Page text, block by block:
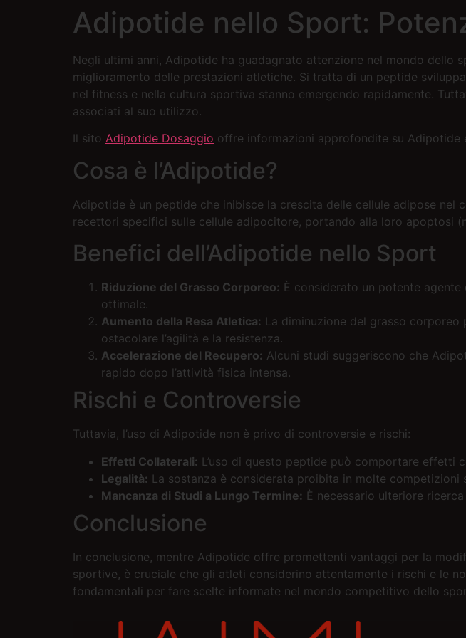
Adipotide nello Sport:
Negli ultimi anni, Adipotide ha guadagnato attenzione nel mondo dello
miglioramento delle prestazioni atletiche. Si tratta di un peptide
nel fitness e nella cultura sportiva stanno emergendo rapidamente.
associati al suo utilizzo.
Il sito Adipotide Dosaggio offre informazioni approfondite su Adipotide
Cosa è l’Adipotide?
Adipotide è un peptide che inibisce la crescita delle cellule adipose nel
recettori specifici sulle cellule adipocitore, portando alla loro apoptosi
Benefici dell’Adipotide nello Sport
Riduzione del Grasso Corporeo: È considerato un potente
ottimale.
Aumento della Resa Atletica: La diminuzione del grasso
ostacolare l’agilità e la resistenza.
Accelerazione del Recupero: Alcuni studi suggeriscono che
rapido dopo l’attività fisica intensa.
Rischi e Controversie
Tuttavia, l’uso di Adipotide non è privo di controversie e rischi:
Effetti Collaterali: L’uso di questo peptide può comportare effetti
Legalità: La sostanza è considerata proibita in molte
Mancanza di Studi a Lungo Termine: È necessario ulteriore
Conclusione
In conclusione, mentre Adipotide offre promettenti vantaggi per la
sportive, è cruciale che gli atleti considerino attentamente i rischi e le
fondamentali per fare scelte informate nel mondo competitivo dello